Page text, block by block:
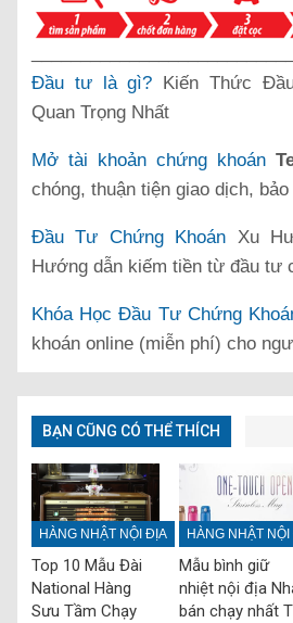
Đầu tư là gì? Kiến Thức
Quan Trọng Nhất
Mở tài khoản chứng khoán
chóng, thuận tiện giao dịch,
Đầu Tư Chứng Khoán Xu
Hướng dẫn kiếm tiền từ đầu tư
Khóa Học Đầu Tư Chứng
khoán online (miễn phí) cho
BẠN CŨNG CÓ THỂ THÍCH
HÀNG NHẬT NỘI ĐỊA
Top 10 Mẫu Đài
National Hàng
Sưu Tầm Chạy
HÀNG NHẬT
Mẫu bình giữ
nhiệt nội địa
bán chạy nhất